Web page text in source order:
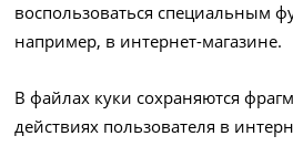
воспользоваться специальным
например, в интернет-магазине.
В файлах куки сохраняются
действиях пользователя в